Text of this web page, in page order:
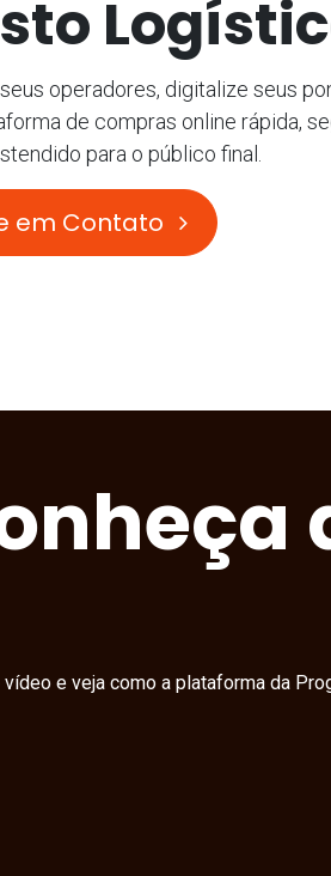
operadores, digitalize seus
de compras online rápida,
para o público final.
em Contato
e veja como a plataforma da